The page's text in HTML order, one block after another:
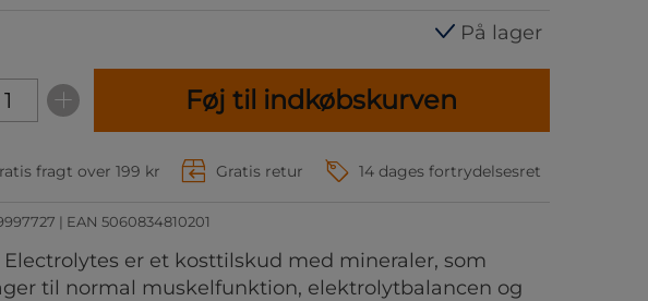
På lager
Føj til indkøbskurven
fragt over 199 kr Gratis retur 14 dages fortrydelsesret
| EAN 5060834810201
Electrolytes er et kosttilskud med mineraler, som
til normal muskelfunktion, elektrolytbalancen og